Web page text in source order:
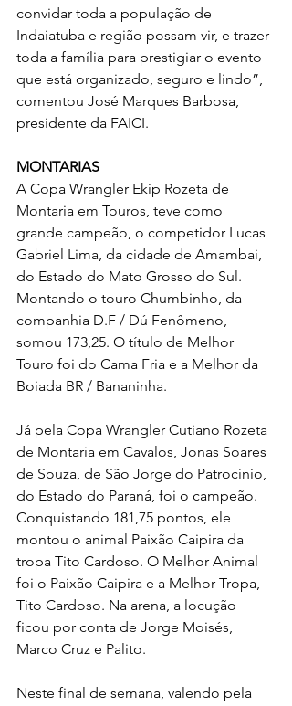
convidar toda a população de
Indaiatuba e região possam vir, e trazer
toda a família para prestigiar o evento
que está organizado, seguro e lindo”,
comentou José Marques Barbosa,
presidente da FAICI.
MONTARIAS
A Copa Wrangler Ekip Rozeta de
Montaria em Touros, teve como
grande campeão, o competidor Lucas
Gabriel Lima, da cidade de Amambai,
do Estado do Mato Grosso do Sul.
Montando o touro Chumbinho, da
companhia D.F / Dú Fenômeno,
somou 173,25. O título de Melhor
Touro foi do Cama Fria e a Melhor da
Boiada BR / Bananinha.
Já pela Copa Wrangler Cutiano Rozeta
de Montaria em Cavalos, Jonas Soares
de Souza, de São Jorge do Patrocínio,
do Estado do Paraná, foi o campeão.
Conquistando 181,75 pontos, ele
montou o animal Paixão Caipira da
tropa Tito Cardoso. O Melhor Animal
foi o Paixão Caipira e a Melhor Tropa,
Tito Cardoso. Na arena, a locução
ficou por conta de Jorge Moisés,
Marco Cruz e Palito.
Neste final de semana, valendo pela